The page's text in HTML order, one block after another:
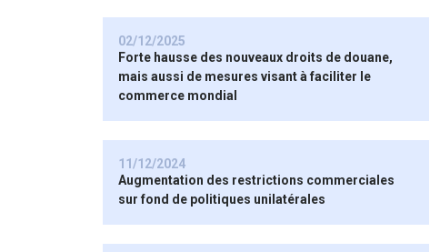
02/12/2025
Forte hausse des nouveaux droits de douane,
mais aussi de mesures visant à faciliter le
commerce mondial
11/12/2024
Augmentation des restrictions commerciales
sur fond de politiques unilatérales